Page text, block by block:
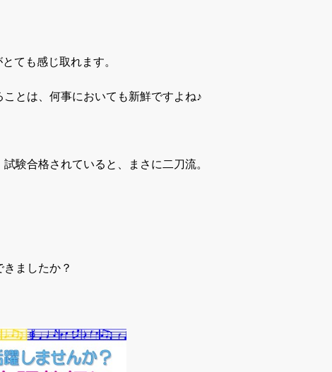
ても感じ取れます。
とは、何事においても新鮮ですよね♪
験合格されていると、まさに二刀流。
ましたか？